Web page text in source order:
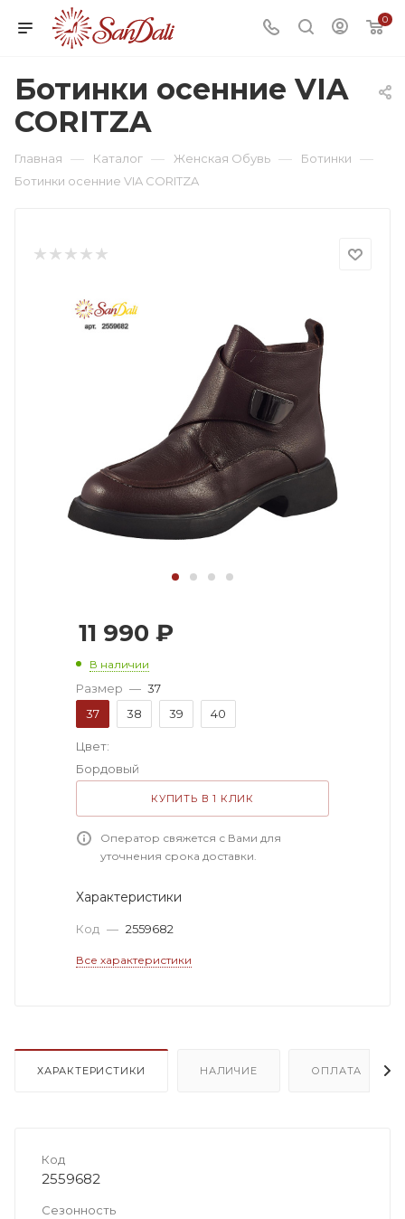
0
Ботинки осенние VIA
CORITZA
Главная — Каталог — Женская Обувь — Ботинки —
Ботинки осенние VIA CORITZA
11 990 ₽
В наличии
Размер — 37
37
38 39 40
Цвет:
Бордовый
КУПИТЬ В 1 КЛИК
Оператор свяжется с Вами для
уточнения срока доставки.
Характеристики
Код — 2559682
Все характеристики
ХАРАКТЕРИСТИКИ НАЛИЧИЕ ОПЛАТА
Код
2559682
Сезонность